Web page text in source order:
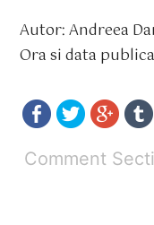
Autor: Andreea
Ora si data
Comment